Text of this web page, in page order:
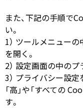
また、下記の手順で
い。
1） ツールメニューの
を開く。
2） 設定画面の中のプ
3） プライバシー設定
「高」や「すべての
す。